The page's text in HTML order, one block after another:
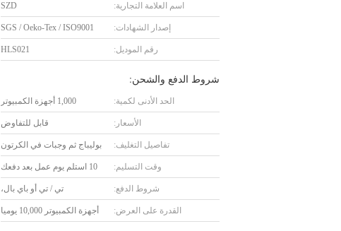
اسم العلامة التجارية: SZD
إصدار الشهادات: SGS / Oeko-Tex / ISO9001
رقم الموديل: HLS021
شروط الدفع والشحن:
الحد الأدنى لكمية: 1,000 أجهزة الكمبيوتر
الأسعار: قابل للتفاوض
تفاصيل التغليف: بوليباج ثم وجبات في الكرتون
وقت التسليم: 10 استلم يوم عمل بعد دفعك
شروط الدفع: تي / تي أو باي بال،
القدرة على العرض: أجهزة الكمبيوتر 10,000 يوميا